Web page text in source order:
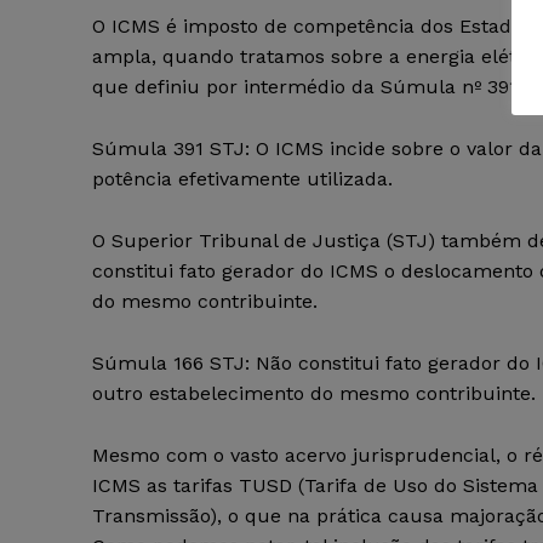
O ICMS é imposto de competência dos
ampla, quando tratamos sobre a energia
que definiu por intermédio da Súmula nº 391.
Súmula 391 STJ: O ICMS incide sobre o valor
potência efetivamente utilizada.
O Superior Tribunal de Justiça (STJ) também
constitui fato gerador do ICMS o
do mesmo contribuinte.
Súmula 166 STJ: Não constitui fato gerador
outro estabelecimento do mesmo contribuinte.
Mesmo com o vasto acervo jurisprudencial, o
ICMS as tarifas TUSD (Tarifa de Uso do
Transmissão), o que na prática causa